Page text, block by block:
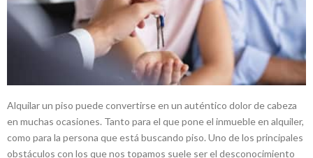
Alquilar un piso puede convertirse en un auténtico dolor de cabeza
en muchas ocasiones. Tanto para el que pone el inmueble en alquiler,
como para la persona que está buscando piso. Uno de los principales
obstáculos con los que nos topamos suele ser el desconocimiento